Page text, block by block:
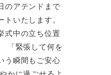
のアテンドまで
いたします。
式中の立ち位置
「緊張して何を
う瞬間もご安心